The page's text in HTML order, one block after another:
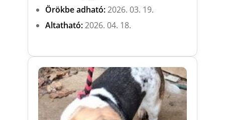
Örökbe adható:2026. 03. 19.
Altatható:2026. 04. 18.